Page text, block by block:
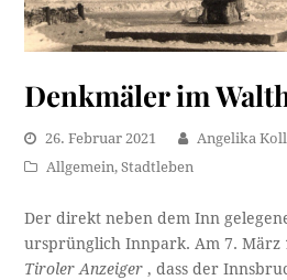
Denkmäler im
26. Februar 2021
Angelika
Allgemein,Stadtleben
Der direkt neben dem Inn
ursprünglich Innpark. Am 7. März
Tiroler Anzeiger, dass der